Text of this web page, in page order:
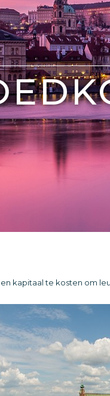
kapitaal te kosten om